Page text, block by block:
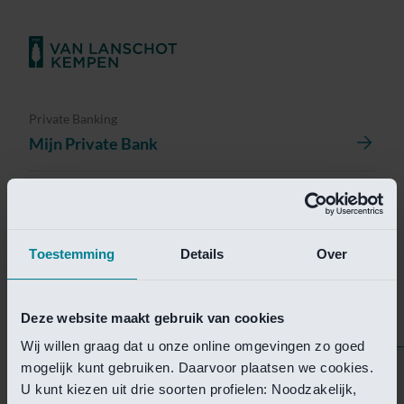
Toestemming Details Over
Deze website maakt gebruik van cookies
Wij willen graag dat u onze online omgevingen zo goed
mogelijk kunt gebruiken. Daarvoor plaatsen we cookies.
U kunt kiezen uit drie soorten profielen: Noodzakelijk,
Private Banking
Mijn Private Bank
Helaas is deze pagina